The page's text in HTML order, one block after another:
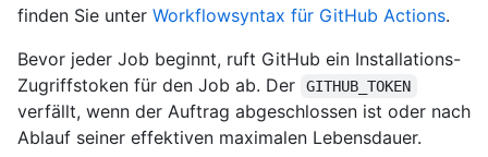
finden Sie unter Workflowsyntax für GitHub Actions.
Bevor jeder Job beginnt, ruft GitHub ein Installations-
Zugriffstoken für den Job ab. Der
GITHUB_TOKEN
verfällt, wenn der Auftrag abgeschlossen ist oder nach
Ablauf seiner effektiven maximalen Lebensdauer.